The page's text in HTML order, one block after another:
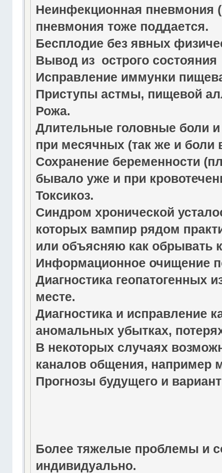
Неинфекционная пневмония
пневмония тоже поддается.
Бесплодие без явных
Вывод из острого
Исправление иммунки
Приступы астмы, пищевой
Рожа.
Длительные головные боли
при месячных (так же и боли
Сохранение беременности
бывало уже и при
Токсикоз.
Синдром хронической
которых вампир рядом
или объясняю как обрывать
Информационное очищение
Диагностика геопатогенных
месте.
Диагностика и исправление
аномальных убытках,
В некоторых случаях
каналов общения, например
Прогнозы будущего и
Более тяжелые проблемы и
индивидуально.